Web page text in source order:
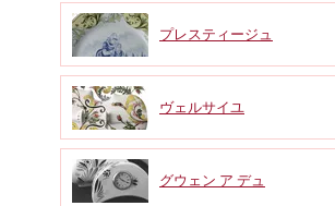
プレスティージュ
ヴェルサイユ
グウェン ア デュ